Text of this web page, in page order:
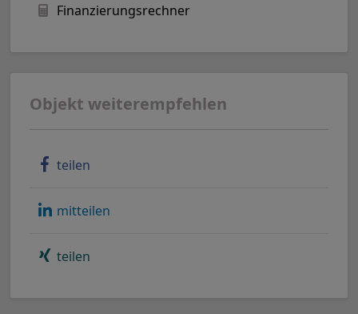
Finanzierungsrechner
Objekt weiterempfehlen
teilen
mitteilen
teilen